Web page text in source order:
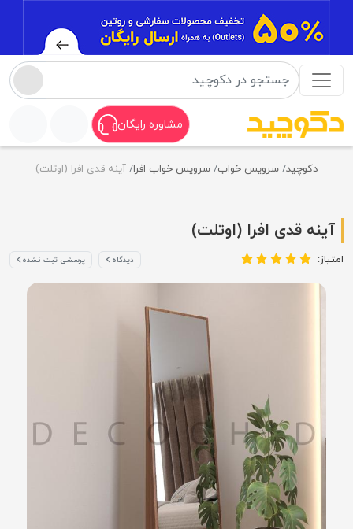
مشاوره رایگان
دکوچید سرویس خواب سرویس خواب افرا آینه قدی افرا (اوتلت)
آینه قدی افرا (اوتلت)
امتیاز: دیدگاه پرسشی ثبت نشده